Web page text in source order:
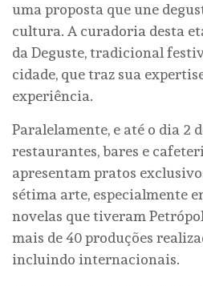
uma proposta que une
cultura. A curadoria desta
da Deguste, tradicional
cidade, que traz sua
experiência.
Paralelamente, e até o dia 2
restaurantes, bares e
apresentam pratos
sétima arte, especialmente
novelas que tiveram
mais de 40 produções
incluindo internacionais.